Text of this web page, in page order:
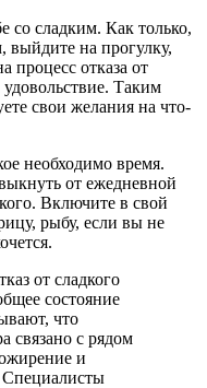
со сладким. Как только,
выйдите на прогулку,
процесс отказа от
Таким
свои желания на что-
необходимо время.
от ежедневной
Включите в свой
рыбу, если вы не
от сладкого
состояние
что
связано с рядом
и
Специалисты